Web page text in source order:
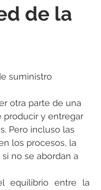
de la
suministro
otra parte de una
producir y entregar
Pero incluso las
los procesos, la
no se abordan a
equilibrio entre la